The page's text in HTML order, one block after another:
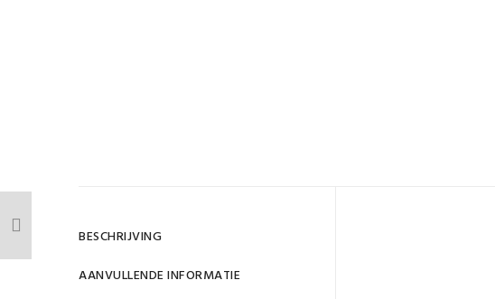
BESCHRIJVING
AANVULLENDE INFORMATIE